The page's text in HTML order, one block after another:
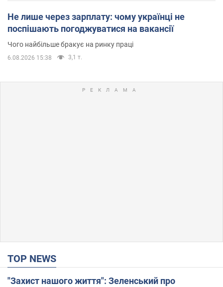
Не лише через зарплату: чому українці не
поспішають погоджуватися на вакансії
Чого найбільше бракує на ринку праці
6.08.2026 15:38 3,1 т.
TOP NEWS
"Захист нашого життя": Зеленський про